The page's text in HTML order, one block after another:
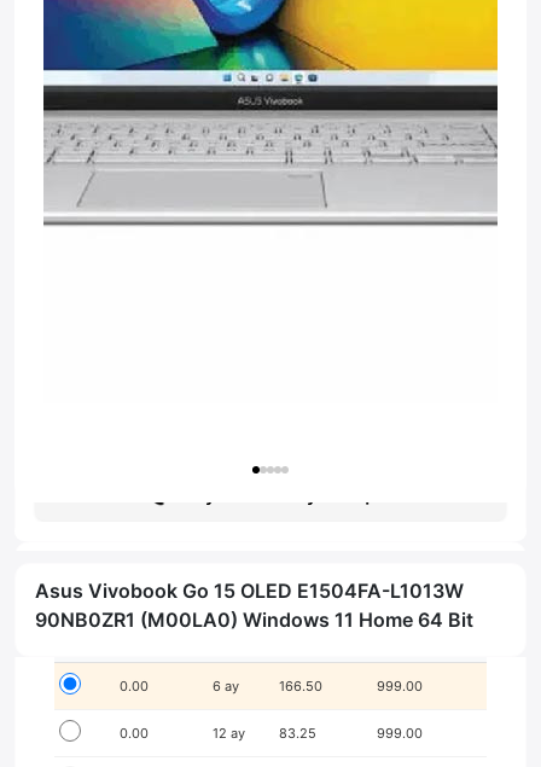
Asus Vivobook Go 15 OLED E1504FA-L1013W
90NB0ZR1 (M00LA0) Windows 11 Home 64 Bit
İlkin ödənişsiz hissə-hissə ödə!
0.00 6 ay 166.50 999.00
0.00 12 ay 83.25 999.00